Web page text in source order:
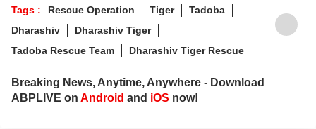
Tags : Rescue Operation Tiger
Tadoba
Dharashiv
Dharashiv Tiger
Tadoba Rescue Team
Dharashiv Tiger Rescue
Breaking News, Anytime, Anywhere - Download
ABPLIVE on Android and iOS now!